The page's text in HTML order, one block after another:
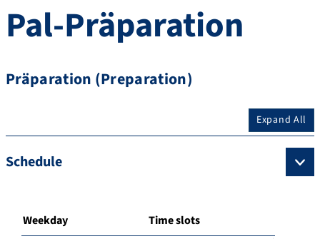
Pal-Präparation
Präparation (Preparation)
Expand All
Schedule
Weekday Time slots